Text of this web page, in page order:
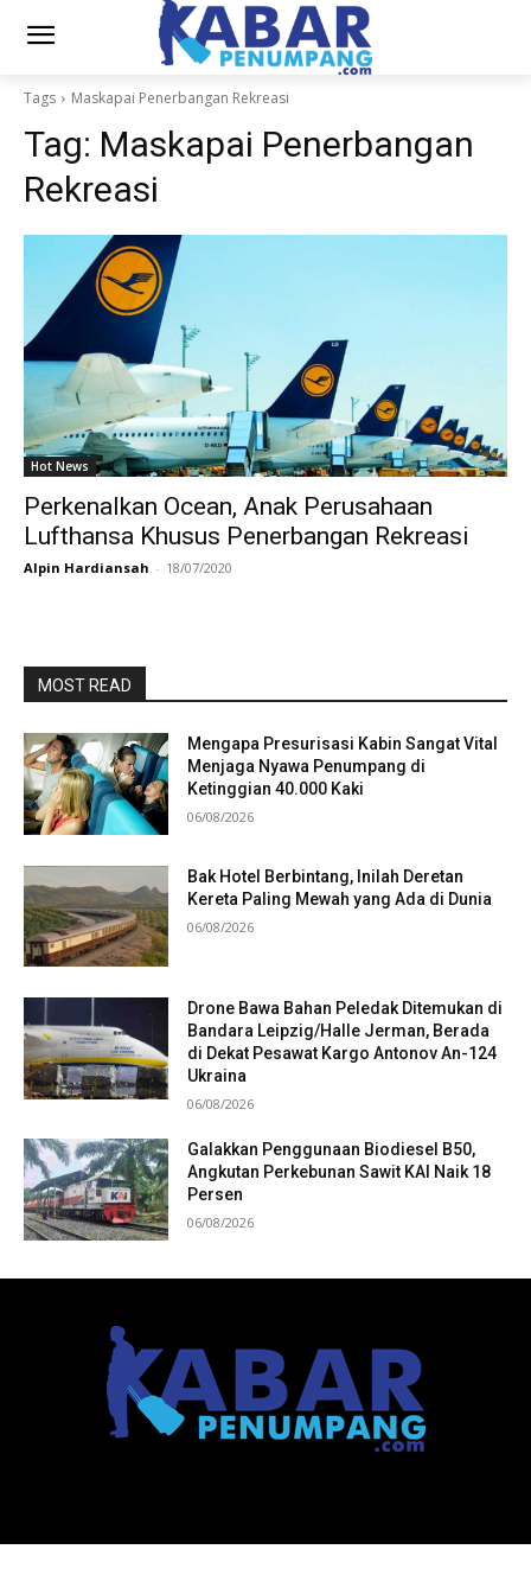
Tags Maskapai Penerbangan Rekreasi
Tag: Maskapai Penerbangan
Rekreasi
Hot News
Perkenalkan Ocean, Anak Perusahaan
Lufthansa Khusus Penerbangan Rekreasi
Alpin Hardiansah - 18/07/2020
MOST READ
Mengapa Presurisasi Kabin Sangat Vital
Menjaga Nyawa Penumpang di
Ketinggian 40.000 Kaki
06/08/2026
Bak Hotel Berbintang, Inilah Deretan
Kereta Paling Mewah yang Ada di Dunia
06/08/2026
Drone Bawa Bahan Peledak Ditemukan di
Bandara Leipzig/Halle Jerman, Berada
di Dekat Pesawat Kargo Antonov An-124
Ukraina
06/08/2026
Galakkan Penggunaan Biodiesel B50,
Angkutan Perkebunan Sawit KAI Naik 18
Persen
06/08/2026